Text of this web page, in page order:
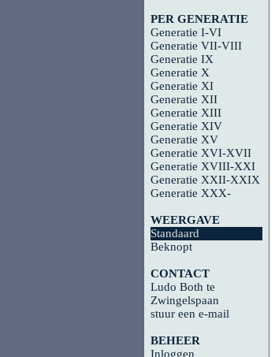
PER GENERATIE
Generatie I-VI
Generatie VII-VIII
Generatie IX
Generatie X
Generatie XI
Generatie XII
Generatie XIII
Generatie XIV
Generatie XV
Generatie XVI-XVII
Generatie XVIII-XXI
Generatie XXII-XXIX
Generatie XXX-
WEERGAVE
Standaard
Beknopt
CONTACT
Ludo Both te
Zwingelspaan
stuur een e-mail
BEHEER
Inloggen